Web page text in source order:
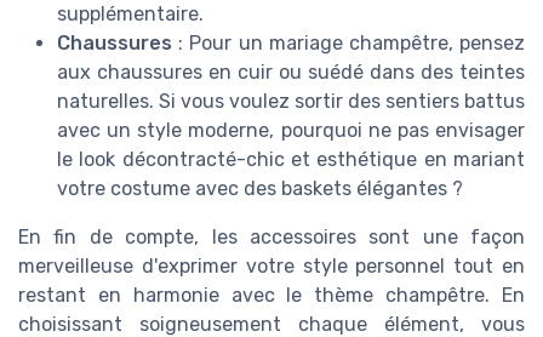
supplémentaire.
Chaussures : Pour un mariage champêtre, pensez
aux chaussures en cuir ou suédé dans des teintes
naturelles. Si vous voulez sortir des sentiers battus
avec un style moderne, pourquoi ne pas envisager
le look décontracté-chic et esthétique en mariant
votre costume avec des baskets élégantes ?
En fin de compte, les accessoires sont une façon
merveilleuse d'exprimer votre style personnel tout en
restant en harmonie avec le thème champêtre. En
choisissant soigneusement chaque élément, vous